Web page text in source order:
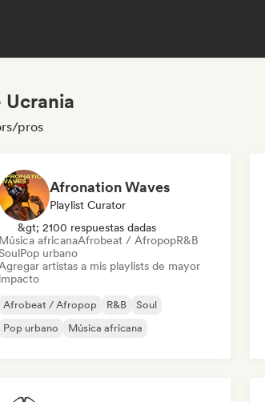
pros
Afronation Waves
Playlist Curator
&gt; 2100 respuestas dadas
Música africanaAfrobeat / AfropopR&B
Pop urbano
artistas a mis playlists de mayor
impacto
Afrobeat / Afropop R&B
Soul
Pop urbano
Música africana